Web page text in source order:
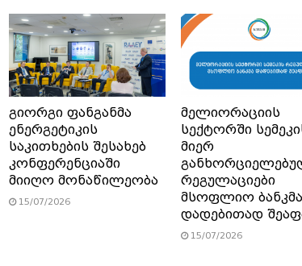
გიორგი ფანგანმა
ენერგეტიკის
საკითხების შესახებ
კონფერენციაში
მიიღო მონაწილეობა
15/07/2026
მელიორაციის
სექტორში
მიერ
რეგულაციები
მსოფლიო ბანკმა
დადებითად
15/07/2026